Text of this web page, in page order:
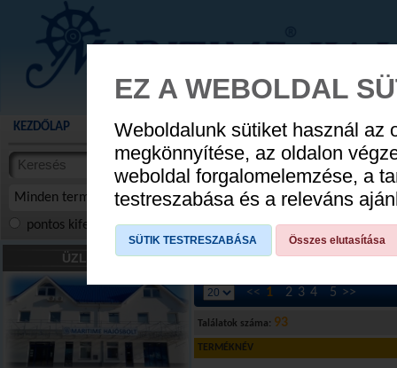
AUGUSZTUS
KEZDŐLAP AKCIÓS TERMÉKEK WEBÁRUHÁZ HÍREK
Minden termék
termékekben
cikkekben
pontos kifejezés összes szóra szóra, szótöredék
ÜZLETÜNK Szerelvények, veretek»Karabinerek-
<< 1 2 3 4 5 >>
Találatok száma: 93
TERMÉKNÉV
EZ A WEBOLDAL
Weboldalunk sütiket használ az
megkönnyítése, az oldalon
weboldal forgalomelemzése, a
testreszabása és a releváns
SÜTIK TESTRESZABÁSA Összes elutasítása